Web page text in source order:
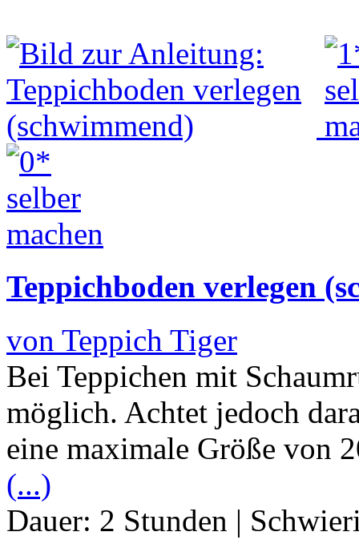
Teppichboden verlegen
von Teppich Tiger
Bei Teppichen mit
möglich. Achtet jedoch
eine maximale Größe von
(...)
Dauer: 2 Stunden |